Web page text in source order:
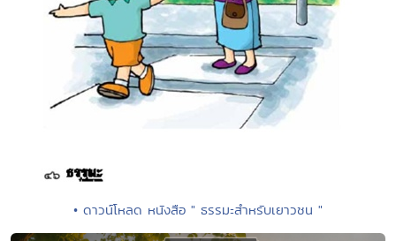
• ดาวน์โหลด หนังสือ " ธรรมะสำหรับเยาวชน "